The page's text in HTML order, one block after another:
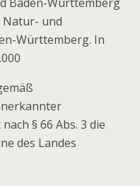
Natur- und
Württemberg. In
§ 66 Abs. 3 die
des Landes